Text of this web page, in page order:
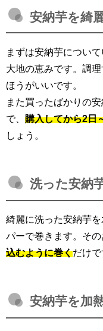
安納芋を綺
まずは安納芋につい
大地の恵みです。調
ほうがいいです。
また買ったばかりの
で、 購入してから2日
しょう。
洗った安納
綺麗に洗った安納芋
パーで巻きます。その
込むように巻くだけで
安納芋を加